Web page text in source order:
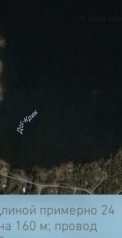
примерно 24
160 м; провод